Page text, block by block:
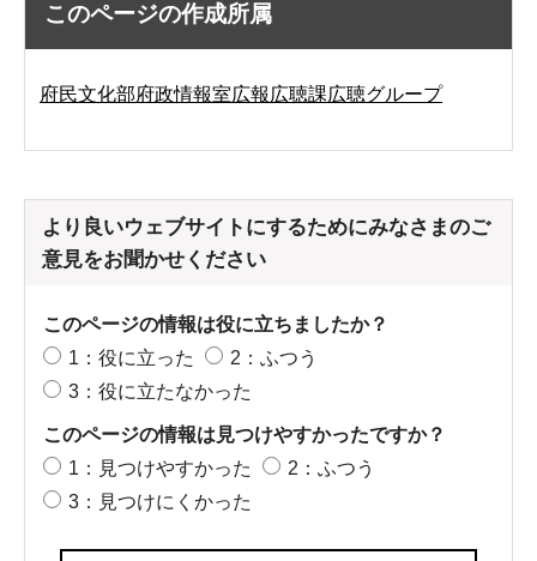
このページの作成所属
府民文化部府政情報室広報広聴課広聴グループ
より良いウェブサイトにするためにみなさまのご
意見をお聞かせください
このページの情報は役に立ちましたか？
1：役に立った
2：ふつう
3：役に立たなかった
このページの情報は見つけやすかったですか？
1：見つけやすかった
2：ふつう
3：見つけにくかった